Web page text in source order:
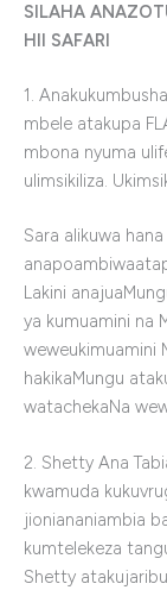
SILAHA
HII SAFARI
1.
mbele atakupa
mbona nyuma
ulimsikiliza.
Sara alikuwa
Lakini
ya kumuamini na
weweukimuamini
hakikaMungu
watachekaNa
2. Shetty Ana
kwamuda
jioniananiambia
kumtelekeza
Shetty